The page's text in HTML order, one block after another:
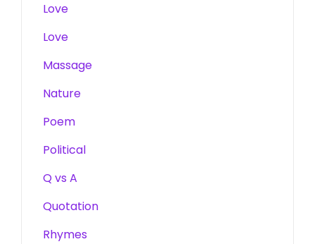
Love
Love
Massage
Nature
Poem
Political
Q vs A
Quotation
Rhymes